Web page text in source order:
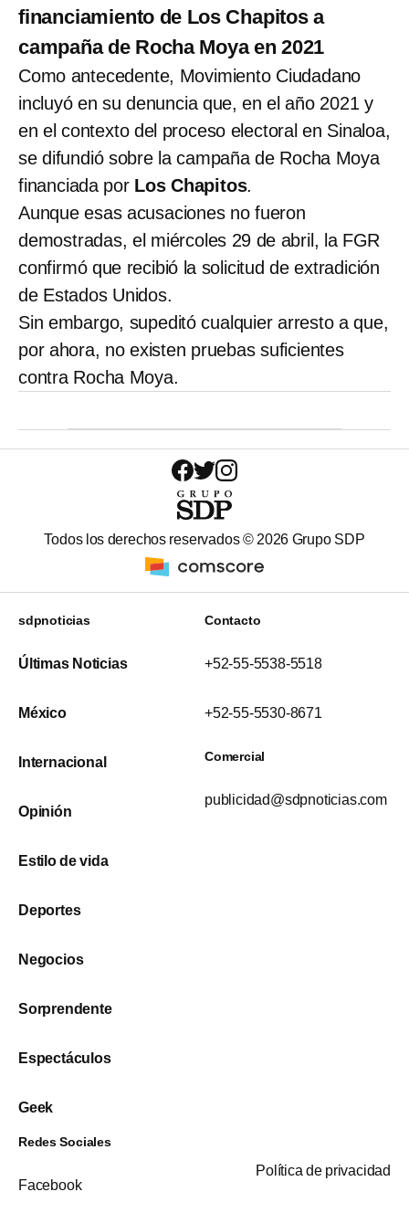
financiamiento de Los Chapitos a
campaña de Rocha Moya en 2021
Como antecedente, Movimiento Ciudadano
incluyó en su denuncia que, en el año 2021 y
en el contexto del proceso electoral en Sinaloa,
se difundió sobre la campaña de Rocha Moya
financiada por Los Chapitos.
Aunque esas acusaciones no fueron
demostradas, el miércoles 29 de abril, la FGR
confirmó que recibió la solicitud de extradición
de Estados Unidos.
Sin embargo, supeditó cualquier arresto a que,
por ahora, no existen pruebas suficientes
contra Rocha Moya.
Todos los derechos reservados © 2026 Grupo SDP
sdpnoticias
Últimas Noticias
México
Internacional
Opinión
Estilo de vida
Deportes
Negocios
Sorprendente
Espectáculos
Geek
Contacto
+52-55-5538-5518
+52-55-5530-8671
Comercial
publicidad@sdpnoticias.com
Redes Sociales
Facebook
Política de privacidad